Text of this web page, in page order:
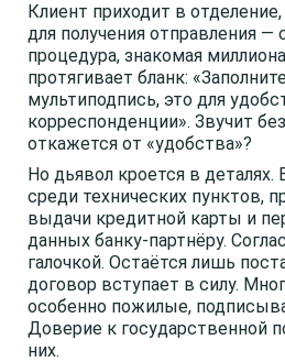
Клиент приходит в
для получения отправления —
процедура, знакомая
протягивает бланк:
мультиподпись, это для
корреспонденции». Звучит
откажется от «удобства»?
Но дьявол кроется в деталях.
среди технических пунктов,
выдачи кредитной карты и
данных банку-партнёру.
галочкой. Остаётся лишь
договор вступает в силу.
особенно пожилые,
Доверие к государственной
них.